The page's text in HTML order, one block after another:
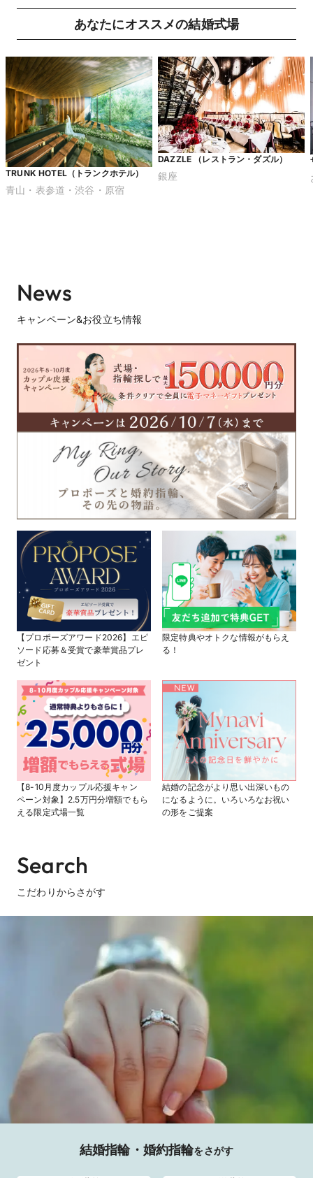
あなたにオススメの結婚式場
TRUNK HOTEL（トランクホテル）
青山・表参道・渋谷・原宿
DAZZLE （レストラン・ダズル）
銀座
News
キャンペーン&お役立ち情報
【プロポーズアワード2026】エピ
ソード応募＆受賞で豪華賞品プレ
ゼント
限定特典やオトクな情報がもらえ
る！
【8-10月度カップル応援キャン
ペーン対象】2.5万円分増額でもら
える限定式場一覧
結婚の記念がより思い出深いもの
になるように。いろいろなお祝い
の形をご提案
Search
こだわりからさがす
結婚指輪・婚約指輪をさがす